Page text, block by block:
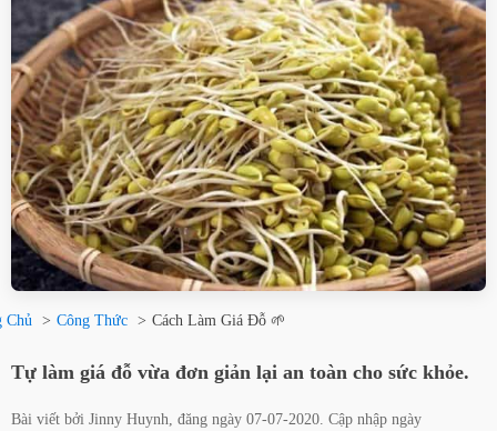
Chủ Công Thức Cách Làm Giá Đỗ 🌱
Tự làm giá đỗ vừa đơn giản lại an toàn cho sức khỏe.
Bài viết bởi Jinny Huynh, đăng ngày 07-07-2020. Cập nhập ngày